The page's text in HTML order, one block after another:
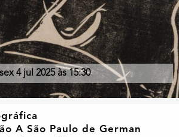
sex 4 jul 2025 às 15:30
A São Paulo de German